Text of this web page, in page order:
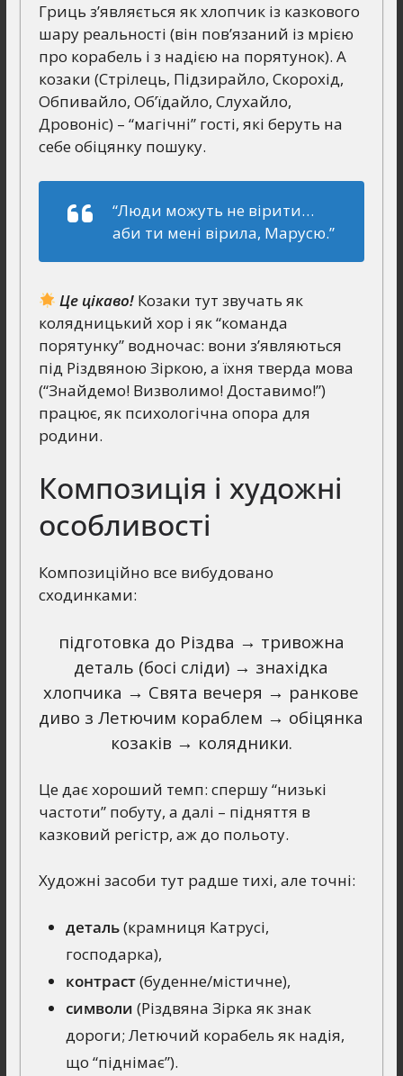
Гриць з’являється як хлопчик із казкового
шару реальності (він пов’язаний із мрією
про корабель і з надією на порятунок). А
козаки (Стрілець, Підзирайло, Скорохід,
Обпивайло, Об’їдайло, Слухайло,
Дровоніс) – “магічні” гості, які беруть на
себе обіцянку пошуку.
“Люди можуть не вірити…
аби ти мені вірила, Марусю.”
Це цікаво! Козаки тут звучать як
колядницький хор і як “команда
порятунку” водночас: вони з’являються
під Різдвяною Зіркою, а їхня тверда мова
(“Знайдемо! Визволимо! Доставимо!”)
працює, як психологічна опора для
родини.
Композиція і художні
особливості
Композиційно все вибудовано
сходинками:
підготовка до Різдва → тривожна
деталь (босі сліди) → знахідка
хлопчика → Свята вечеря → ранкове
диво з Летючим кораблем → обіцянка
козаків → колядники.
Це дає хороший темп: спершу “низькі
частоти” побуту, а далі – підняття в
казковий регістр, аж до польоту.
Художні засоби тут радше тихі, але точні:
деталь(крамниця Катрусі,
господарка),
контраст(буденне/містичне),
символи (Різдвяна Зірка як знак
дороги; Летючий корабель як надія,
що “піднімає”).